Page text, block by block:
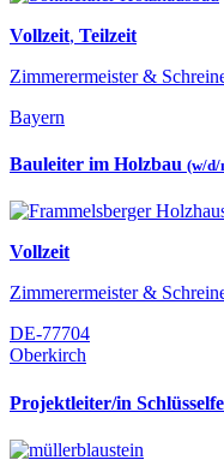
Vollzeit, Teilzeit
Zimmerermeister &
Bayern
Bauleiter im Holzbau (w/d/
Vollzeit
Zimmerermeister &
DE-77704
Oberkirch
Projektleiter/in